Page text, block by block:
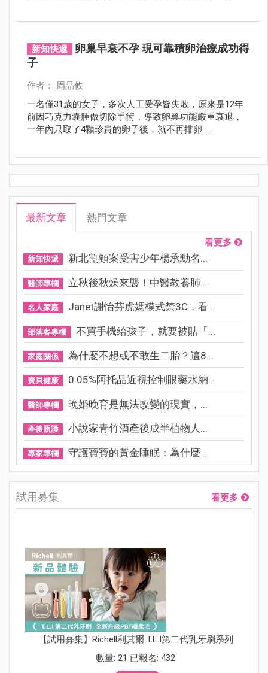
新知快遞
卵巢早衰不孕 現可靠積卵治療成功得
子
作者： 周品攸
一名僅31歲的女子，多次人工受孕皆失敗，原來是12年
前因巧克力囊腫做切除手術，導致卵巢功能嚴重衰退，
一年內只取了4顆珍貴的卵子後，就不再排卵……
最新文章 熱門文章
看更多
新知快遞 新北割頸案受害少年楊承勳名...
醫師專欄 立秋後秋燥來襲！中醫教養肺...
名人家庭 Janet謝怡芬虎媽模式禁3C，看...
部落客專欄 不買手機給孩子，就要被貼「...
家庭關係 為什麼不想或不敢生二胎？這8...
寶貝健康 0.05%阿托品近視控制眼藥水納...
醫師專欄 晚婚晚育是無法改變的現實，...
產後照護 小說家青竹酒產後成半植物人...
專家專欄 守護寶寶的黃金睡眠：為什麼...
試用募集 看更多
【試用募集】Richell利其爾 T.L.I第二代乳牙刷系列
數量: 21 已報名: 432